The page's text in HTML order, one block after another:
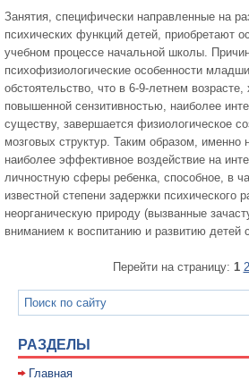
Занятия, специфически направленные на
психических функций детей, приобретают
учебном процессе начальной школы.
психофизиологические особенности
обстоятельство, что в 6-9-летнем
повышенной сензитивностью, наиболее
существу, завершается физиологическое
мозговых структур. Таким образом, именно
наиболее эффективное воздействие на
личностную сферы ребенка, способное, в
известной степени задержки психического
неорганическую природу (вызванные
вниманием к воспитанию и развитию детей
Перейти на страницу: 1 2
РАЗДЕЛЫ
Главная